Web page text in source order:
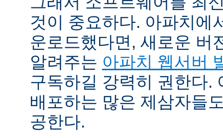
것이 중요하다. 아파치에
운로드했다면, 새로운 버
알려주는 아파치 웹서버
구독하길 강력히 권한다.
배포하는 많은 제삼자들
공한다.